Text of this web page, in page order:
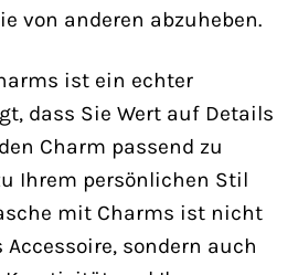
von anderen abzuheben.
ist ein echter
dass Sie Wert auf Details
Charm passend zu
Ihrem persönlichen Stil
mit Charms ist nicht
sondern auch